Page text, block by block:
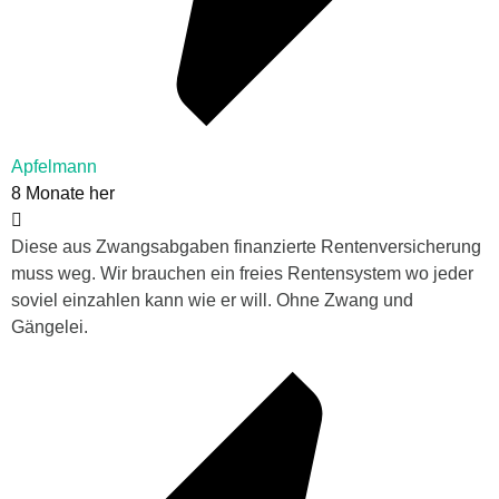
Apfelmann
8 Monate her
Diese aus Zwangsabgaben finanzierte Rentenversicherung
muss weg. Wir brauchen ein freies Rentensystem wo jeder
soviel einzahlen kann wie er will. Ohne Zwang und
Gängelei.